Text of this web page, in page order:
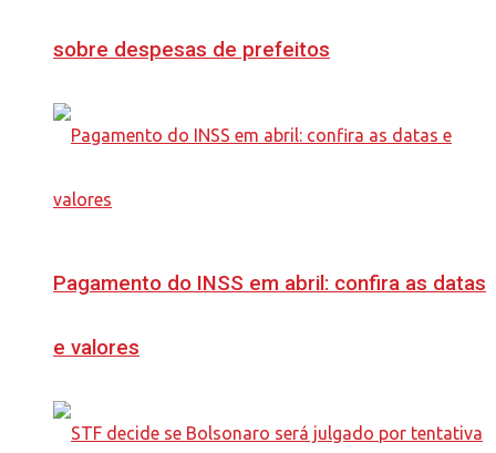
sobre despesas de prefeitos
Pagamento do INSS em abril: confira as datas
e valores